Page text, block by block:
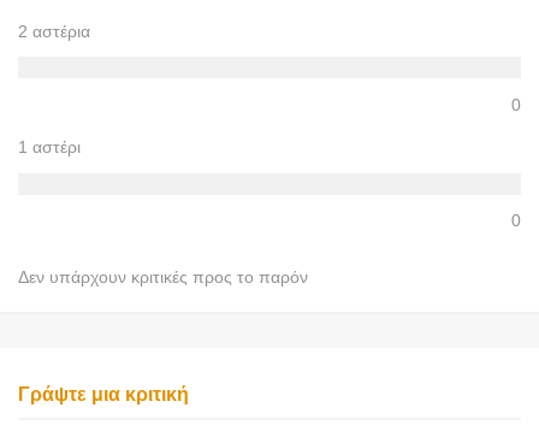
2 αστέρια
0
1 αστέρι
0
Δεν υπάρχουν κριτικές προς το παρόν
Γράψτε μια κριτική